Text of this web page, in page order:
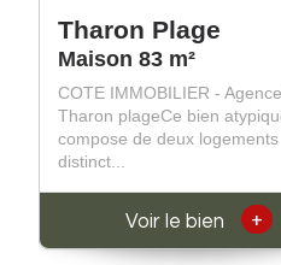
Tharon Plage
Maison 83 m²
COTE IMMOBILIER -
Tharon plageCe bien
compose de deux logements
distinct...
Voir le bien +